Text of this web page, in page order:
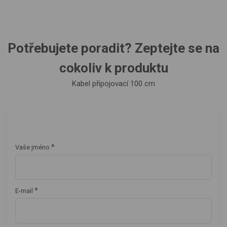
Potřebujete poradit? Zeptejte se na
cokoliv k produktu
Kabel připojovací 100 cm
Vaše jméno *
E-mail *